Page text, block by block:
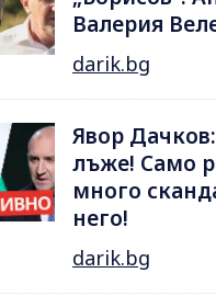
Валерия
darik.bg
Явор
лъже! Само
много
него!
darik.bg